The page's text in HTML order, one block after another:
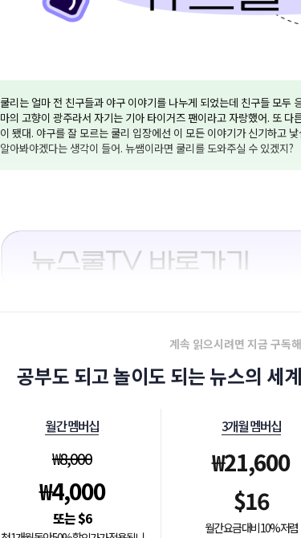
쿨리는 얼마 전 친구들과 야구 이야기를 나누게 되었는데 친구들 모두
마의 고향이 광주라서 자기는 기아 타이거즈 팬이라고 자랑했어. 또
이 됐대. 야구를 잘 모르는 쿨리 입장에선 이 모든 이야기가 신기하고
알아봐야겠다는 생각이 들어. 뉴쌤이라면 쿨리를 도와주실 수 있겠지?
계속 읽으시려면 지금 구독
공부도 되고 놀이도 되는 뉴스의 세
월간 멤버십
₩8,000
₩4,000
$6
3개월 멤버십
₩21,600
$16
월간 요금 대비 10% 저렴